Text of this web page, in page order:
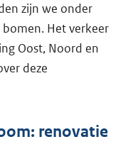
zijn we onder
Het verkeer
Oost, Noord en
deze
renovatie